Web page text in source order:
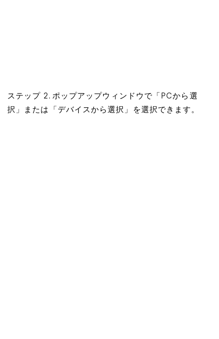
ステップ 2. ポップアップウィンドウで「PCから選
択」または「デバイスから選択」を選択できます。